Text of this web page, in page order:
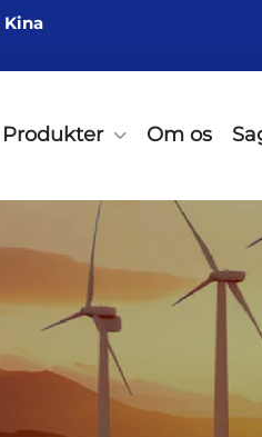
Kina
Produkter Om os